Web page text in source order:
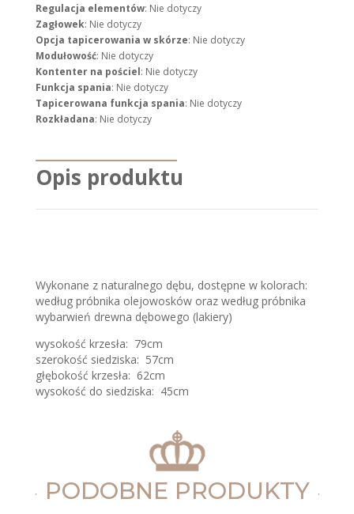
Regulacja elementów: Nie dotyczy
Zagłowek: Nie dotyczy
Opcja tapicerowania w skórze: Nie dotyczy
Modułowość: Nie dotyczy
Kontenter na pościel: Nie dotyczy
Funkcja spania: Nie dotyczy
Tapicerowana funkcja spania: Nie dotyczy
Rozkładana: Nie dotyczy
Opis produktu
Wykonane z naturalnego dębu, dostępne w kolorach:
według próbnika olejowosków oraz według próbnika
wybarwień drewna dębowego (lakiery)
wysokość krzesła: 79cm
szerokość siedziska: 57cm
głębokość krzesła: 62cm
wysokość do siedziska: 45cm
PODOBNE PRODUKTY